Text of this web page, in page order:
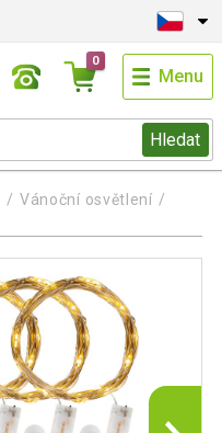
Hledat
0
Menu
Vánoční osvětlení